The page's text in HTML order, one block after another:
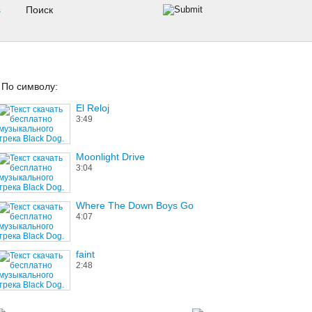
По символу:
El Reloj
3:49
Moonlight Drive
3:04
Where The Down Boys Go
4:07
faint
2:48